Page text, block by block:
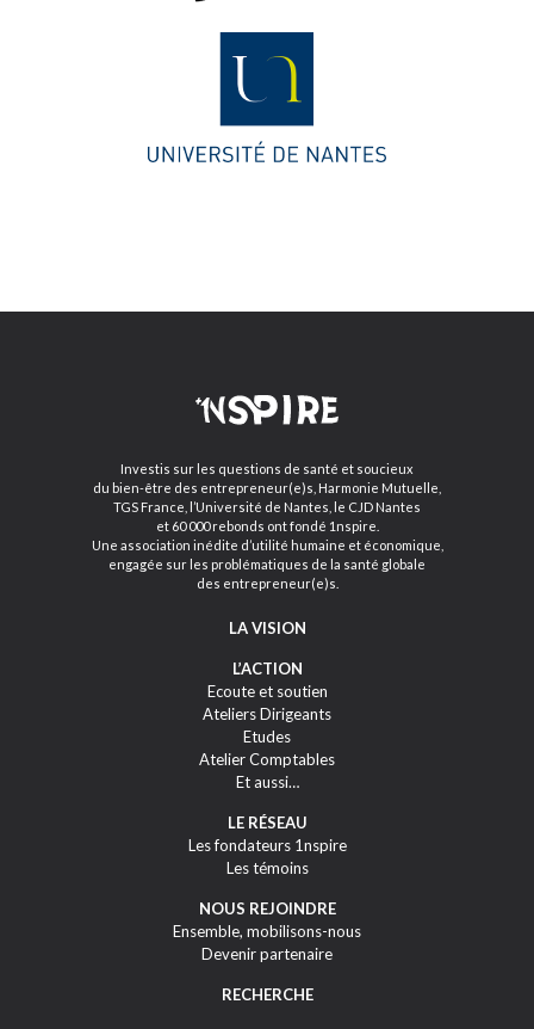
Investis sur les questions de santé et soucieux
du bien-être des entrepreneur(e)s, Harmonie Mutuelle,
TGS France, l’Université de Nantes, le CJD Nantes
et 60 000 rebonds ont fondé 1nspire.
Une association inédite d’utilité humaine et économique,
engagée sur les problématiques de la santé globale
des entrepreneur(e)s.
LA VISION
L’ACTION
Ecoute et soutien
Ateliers Dirigeants
Etudes
Atelier Comptables
Et aussi…
LE RÉSEAU
Les fondateurs 1nspire
Les témoins
NOUS REJOINDRE
Ensemble, mobilisons-nous
Devenir partenaire
RECHERCHE